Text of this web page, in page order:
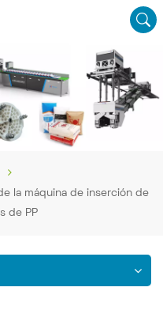
la máquina de inserción de
de PP